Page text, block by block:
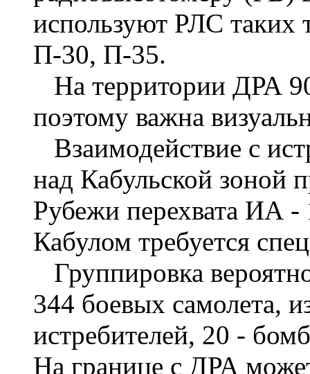
используют РЛС
П-30, П-35.
На территории ДРА
поэтому важна
Взаимодействие с
над Кабульской зоной
Рубежи перехвата ИА -
Кабулом требуется
Группировка
344 боевых самолета,
истребителей, 20 -
На границе с ДРА